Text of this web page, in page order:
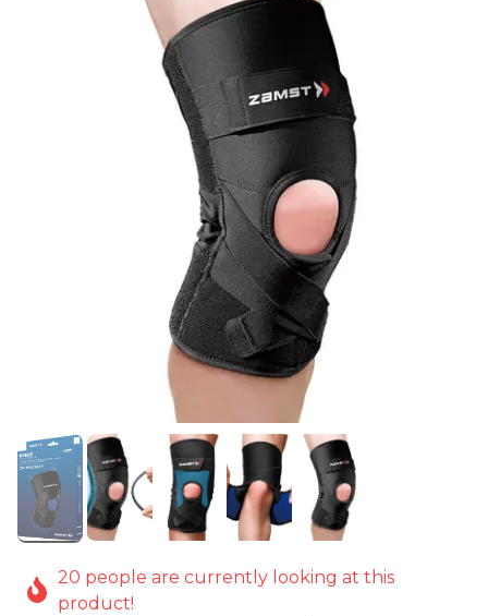
20 people are currently looking at this
product!